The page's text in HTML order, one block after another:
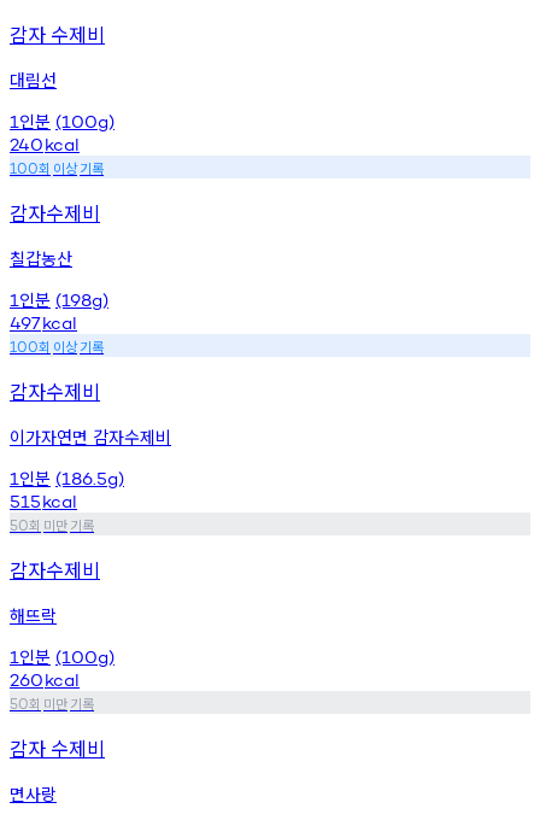
감자 수제비
대림선
1 인분 (100g)
240kcal
100회 이상기록
감자수제비
칠갑농산
1 인분 (198g)
497kcal
100회 이상기록
감자수제비
이가자연면 감자수제비
1 인분 (186.5g)
515kcal
50회 미만기록
감자수제비
해뜨락
1 인분 (100g)
260kcal
50회 미만기록
감자 수제비
면사랑